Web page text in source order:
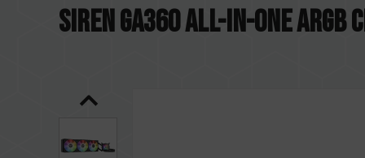
SIREN GA360 All-in-One